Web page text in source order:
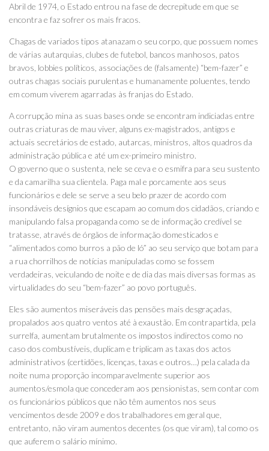
Abril de 1974, o Estado entrou na fase de decrepitude em que se
encontra e faz sofrer os mais fracos.
Chagas de variados tipos atanazam o seu corpo, que possuem nomes
de várias autarquias, clubes de futebol, bancos manhosos, patos
bravos, lobbies políticos, associações de (falsamente) “bem-fazer” e
outras chagas sociais purulentas e humanamente poluentes, tendo
em comum viverem agarradas às franjas do Estado.
A corrupção mina as suas bases onde se encontram indiciadas entre
outras criaturas de mau viver, alguns ex-magistrados, antigos e
actuais secretários de estado, autarcas, ministros, altos quadros da
administração pública e até um ex-primeiro ministro.
O governo que o sustenta, nele se ceva e o esmifra para seu sustento
e da camarilha sua clientela. Paga mal e porcamente aos seus
funcionários e dele se serve a seu belo prazer de acordo com
insondáveis desígnios que escapam ao comum dos cidadãos, criando e
manipulando falsa propaganda como se de informação credível se
tratasse, através de órgãos de informação domesticados e
“alimentados como burros a pão de ló” ao seu serviço que botam para
a rua chorrilhos de notícias manipuladas como se fossem
verdadeiras, veiculando de noite e de dia das mais diversas formas as
virtualidades do seu “bem-fazer” ao povo português.
Eles são aumentos miseráveis das pensões mais desgraçadas,
propalados aos quatro ventos até à exaustão. Em contrapartida, pela
surrelfa, aumentam brutalmente os impostos indirectos como no
caso dos combustíveis, duplicam e triplicam as taxas dos actos
administrativos (certidões, licenças, taxas e outros…) pela calada da
noite numa proporção incomparavelmente superior aos
aumentos/esmola que concederam aos pensionistas, sem contar com
os funcionários públicos que não têm aumentos nos seus
vencimentos desde 2009 e dos trabalhadores em geral que,
entretanto, não viram aumentos decentes (os que viram), tal como os
que auferem o salário mínimo.